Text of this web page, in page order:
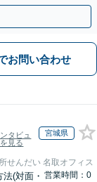
お問い合わせ
タビュ
見る
宮城県
せんだい 名取オフィス
法(対面・ 営業時間：0